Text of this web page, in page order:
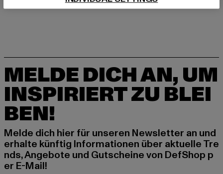
MELDE DICH AN, UM
INSPIRIERT ZU BLEI
BEN!
Melde dich hier für unseren Newsletter an und
erhalte künftig Informationen über aktuelle Tre
nds, Angebote und Gutscheine von DefShop p
er E-Mail!